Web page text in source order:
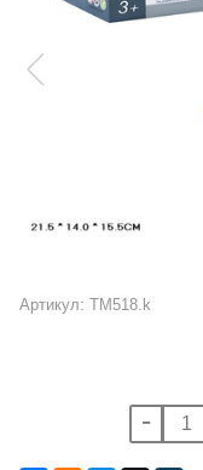
Артикул: TM518.k